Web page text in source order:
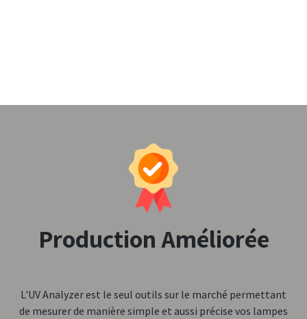
Production Améliorée
L'UV Analyzer est le seul outils sur le marché permettant
de mesurer de manière simple et aussi précise vos lampes